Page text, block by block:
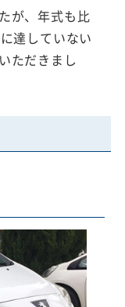
が、年式も比
達していない
ただきまし